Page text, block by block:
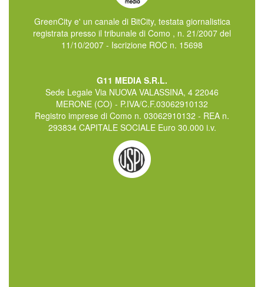
GreenCity e' un canale di BitCity, testata giornalistica
registrata presso il tribunale di Como , n. 21/2007 del
11/10/2007 - Iscrizione ROC n. 15698
G11 MEDIA S.R.L.
Sede Legale Via NUOVA VALASSINA, 4 22046
MERONE (CO) - P.IVA/C.F.03062910132
Registro imprese di Como n. 03062910132 - REA n.
293834 CAPITALE SOCIALE Euro 30.000 i.v.